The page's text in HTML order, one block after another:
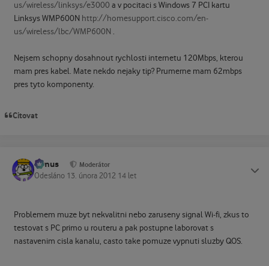
us/wireless/linksys/e3000 a v pocitaci s Windows 7 PCI kartu
Linksys WMP600N http://homesupport.cisco.com/en-
us/wireless/lbc/WMP600N .
Nejsem schopny dosahnout rychlosti internetu 120Mbps, kterou
mam pres kabel. Mate nekdo nejaky tip? Prumerne mam 62mbps
pres tyto komponenty.
Citovat
tomus Moderátor
Odesláno 13. února 2012 14 let
Problemem muze byt nekvalitni nebo zaruseny signal Wi-fi, zkus to
testovat s PC primo u routeru a pak postupne laborovat s
nastavenim cisla kanalu, casto take pomuze vypnuti sluzby QOS.